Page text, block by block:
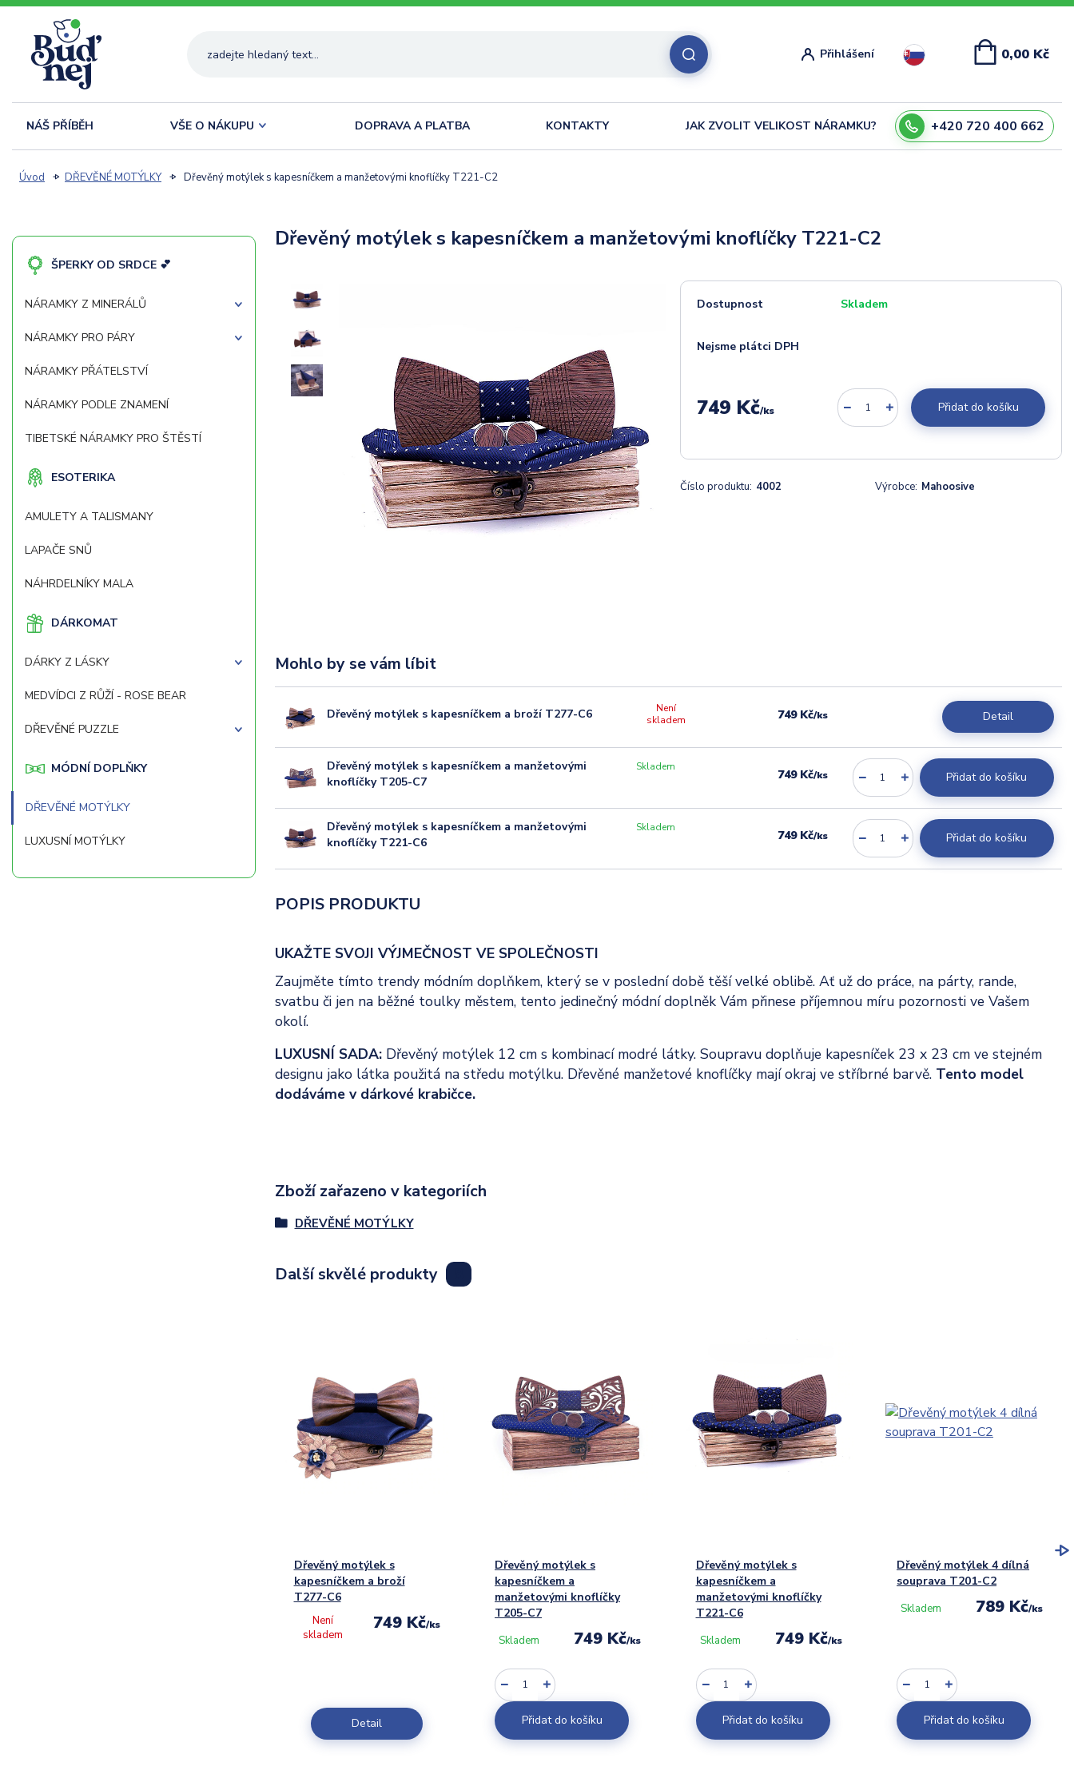
NÁŠ PŘÍBĚH VŠE O NÁKUPU DOPRAVA A PLATBA KONTAKTY JAK ZVOLIT VELIKOST NÁRAMKU?
Přihlášení
+420 720 400 662
0,00 Kč
Úvod DŘEVĚNÉ MOTÝLKY Dřevěný motýlek s kapesníčkem a manžetovými knoflíčky T221-C2
ŠPERKY OD SRDCE 💕
NÁRAMKY Z MINERÁLŮ
NÁRAMKY PRO PÁRY
NÁRAMKY PŘÁTELSTVÍ
NÁRAMKY PODLE ZNAMENÍ
TIBETSKÉ NÁRAMKY PRO ŠTĚSTÍ
ESOTERIKA
AMULETY A TALISMANY
LAPAČE SNŮ
NÁHRDELNÍKY MALA
DÁRKOMAT
DÁRKY Z LÁSKY
MEDVÍDCI Z RŮŽÍ - ROSE BEAR
DŘEVĚNÉ PUZZLE
MÓDNÍ DOPLŇKY
DŘEVĚNÉ MOTÝLKY
LUXUSNÍ MOTÝLKY
Dřevěný motýlek s kapesníčkem a manžetovými knoflíčky T221-C2
Dostupnost Skladem
Nejsme plátci DPH
749 Kč/ks Přidat do košíku
Číslo produktu: 4002 Výrobce: Mahoosive
Mohlo by se vám líbit
Dřevěný motýlek s kapesníčkem a broží T277-C6 749 Kč/ks
Není
skladem
Detail
Dřevěný motýlek s kapesníčkem a manžetovými
knoflíčky T205-C7
749 Kč/ks
Skladem
Přidat do košíku
Dřevěný motýlek s kapesníčkem a manžetovými
knoflíčky T221-C6
749 Kč/ks
Skladem
Přidat do košíku
POPIS PRODUKTU
UKAŽTE SVOJI VÝJMEČNOST VE SPOLEČNOSTI
Zaujměte tímto trendy módním doplňkem, který se v poslední době těší velké oblibě. Ať už do práce, na párty, rande,
svatbu či jen na běžné toulky městem, tento jedinečný módní doplněk Vám přinese příjemnou míru pozornosti ve Vašem
okolí.
LUXUSNÍ SADA:Dřevěný motýlek 12 cm s kombinací modré látky. Soupravu doplňuje kapesníček 23 x 23 cm ve stejném
designu jako látka použitá na středu motýlku. Dřevěné manžetové knoflíčky mají okraj ve stříbrné barvě. Tento model
dodáváme v dárkové krabičce.
Zboží zařazeno v kategoriích
DŘEVĚNÉ MOTÝLKY
Další skvělé produkty
Dřevěný motýlek s
kapesníčkem a broží
T277-C6
749 Kč/ks
Není
skladem
Detail
Dřevěný motýlek s
kapesníčkem a
manžetovými knoflíčky
T205-C7
749 Kč/ks
Skladem
Přidat do košíku
Dřevěný motýlek s
kapesníčkem a
manžetovými knoflíčky
T221-C6
749 Kč/ks
Skladem
Přidat do košíku
Dřevěný motýlek 4 dílná
souprava T201-C2
789 Kč/ks
Skladem
Přidat do košíku